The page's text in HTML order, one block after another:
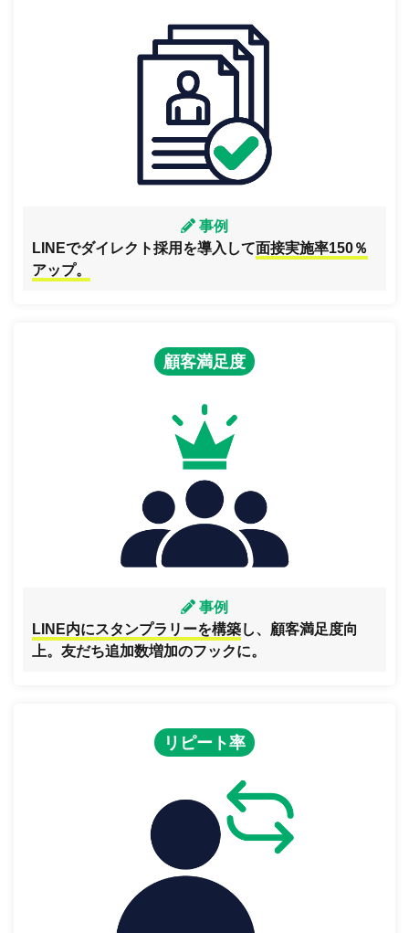
事例
LINEでダイレクト採用を導入して面接実施率150％
アップ。
顧客満足度
事例
LINE内にスタンプラリーを構築し、顧客満足度向
上。友だち追加数増加のフックに。
リピート率